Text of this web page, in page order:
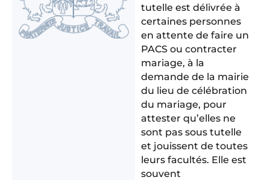
tutelle est délivrée à
certaines personnes
en attente de faire un
PACS ou contracter
mariage, à la
demande de la mairie
du lieu de célébration
du mariage, pour
attester qu’elles ne
sont pas sous tutelle
et jouissent de toutes
leurs facultés. Elle est
souvent